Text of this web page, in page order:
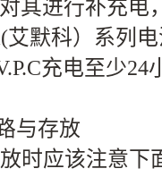
其进行补充电
艾默科）系列
充电至少
与存放
时应该注意下